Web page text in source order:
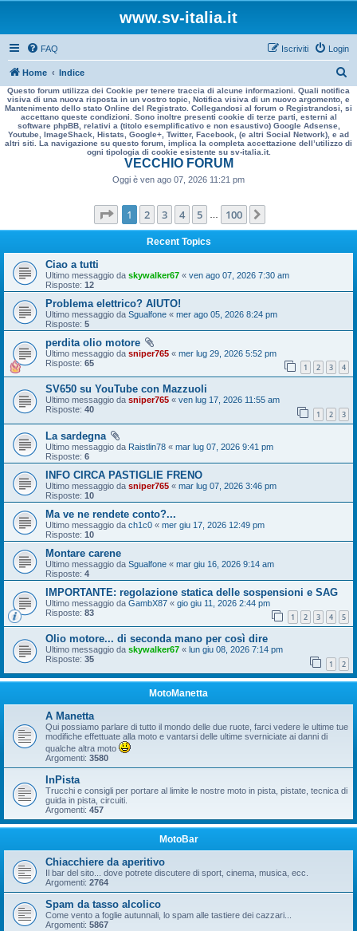
www.sv-italia.it
FAQ Login
Iscriviti
Home Indice
e
r
a
Questo forum utilizza dei Cookie per tenere traccia di alcune informazioni. Quali notifica
visiva di una nuova risposta in un vostro topic, Notifica visiva di un nuovo argomento, e
Mantenimento dello stato Online del Registrato. Collegandosi al forum o Registrandosi, si
accettano queste condizioni. Sono inoltre presenti cookie di terze parti, esterni al
software phpBB, relativi a (titolo esemplificativo e non esaustivo) Google Adsense,
Youtube, ImageShack, Histats, Google+, Twitter, Facebook, (e altri Social Network), e ad
altri siti. La navigazione su questo forum, implica la completa accettazione dell’utilizzo di
ogni tipologia di cookie esistente su sv-italia.it.
VECCHIO FORUM
Oggi è ven ago 07, 2026 11:21 pm
Pagina di 100
1 2 3 4 5 100
Recent Topics
Ciao a tutti
Ultimo messaggio da skywalker67 « ven ago 07, 2026 7:30 am
Risposte: 12
Problema elettrico? AIUTO!
Ultimo messaggio da Sgualfone « mer ago 05, 2026 8:24 pm
Risposte: 5
perdita olio motore
Ultimo messaggio da sniper765 « mer lug 29, 2026 5:52 pm
Risposte: 65 1 2 3 4
SV650 su YouTube con Mazzuoli
Ultimo messaggio da sniper765 « ven lug 17, 2026 11:55 am
Risposte: 40 1 2 3
La sardegna
Ultimo messaggio da Raistlin78 « mar lug 07, 2026 9:41 pm
Risposte: 6
INFO CIRCA PASTIGLIE FRENO
Ultimo messaggio da sniper765 « mar lug 07, 2026 3:46 pm
Risposte: 10
Ma ve ne rendete conto?...
Ultimo messaggio da ch1c0 « mer giu 17, 2026 12:49 pm
Risposte: 10
Montare carene
Ultimo messaggio da Sgualfone « mar giu 16, 2026 9:14 am
Risposte: 4
IMPORTANTE: regolazione statica delle sospensioni e SAG
Ultimo messaggio da GambX87 « gio giu 11, 2026 2:44 pm
Risposte: 83 1 2 3 4 5
Olio motore... di seconda mano per così dire
Ultimo messaggio da skywalker67 « lun giu 08, 2026 7:14 pm
Risposte: 35 1 2
MotoManetta
A Manetta
Qui possiamo parlare di tutto il mondo delle due ruote, farci vedere le ultime tue
modifiche effettuate alla moto e vantarsi delle ultime sverniciate ai danni di
qualche altra moto
Argomenti: 3580
InPista
Trucchi e consigli per portare al limite le nostre moto in pista, pistate, tecnica di
guida in pista, circuiti.
Argomenti: 457
MotoBar
Chiacchiere da aperitivo
Il bar del sito... dove potrete discutere di sport, cinema, musica, ecc.
Argomenti: 2764
Spam da tasso alcolico
Come vento a foglie autunnali, lo spam alle tastiere dei cazzari...
Argomenti: 5867